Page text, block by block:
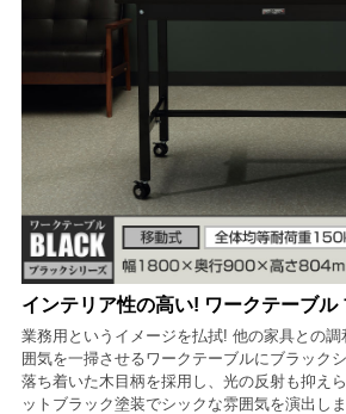
インテリア性の高い! ワークテーブル
業務用というイメージを払拭! 他の家具との
囲気を一掃させるワークテーブルにブラック
落ち着いた木目柄を採用し、光の反射も抑え
ットブラック塗装でシックな雰囲気を演出し